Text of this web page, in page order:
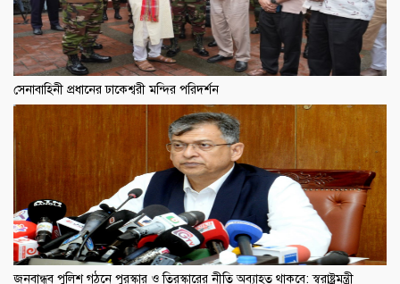
সেনাবাহিনী প্রধানের ঢাকেশ্বরী মন্দির পরিদর্শন
জনবান্ধব পুলিশ গঠনে পুরস্কার ও তিরস্কারের নীতি অব্যাহত থাকবে: স্বরাষ্ট্রমন্ত্রী